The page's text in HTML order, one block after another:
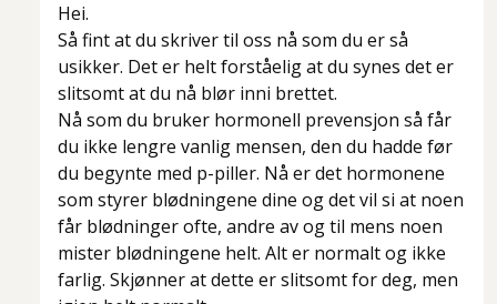
Hei.
Så fint at du skriver til oss nå som du er så
usikker. Det er helt forståelig at du synes det er
slitsomt at du nå blør inni brettet.
Nå som du bruker hormonell prevensjon så får
du ikke lengre vanlig mensen, den du hadde før
du begynte med p-piller. Nå er det hormonene
som styrer blødningene dine og det vil si at noen
får blødninger ofte, andre av og til mens noen
mister blødningene helt. Alt er normalt og ikke
farlig. Skjønner at dette er slitsomt for deg, men